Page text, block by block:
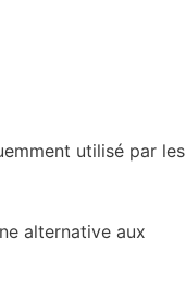
utilisé par les
alternative aux